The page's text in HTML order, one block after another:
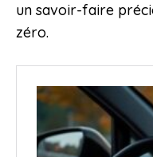
un savoir-faire
zéro.